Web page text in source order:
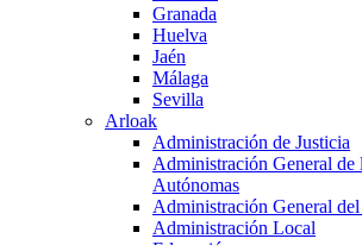
Granada
Huelva
Jaén
Málaga
Sevilla
Arloak
Administración de Justicia
Administración General de
Autónomas
Administración General
Administración Local